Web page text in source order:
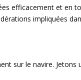
efficacement et en
impliquées
sur le navire. Jetons